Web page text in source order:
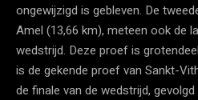
ongewijzigd is gebleven. De
Amel (13,66 km), meteen ook de
wedstrijd. Deze proef is
is de gekende proef van Sankt-
de finale van de wedstrijd,